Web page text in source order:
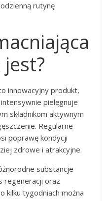
rutynę
innowacyjny produkt,
pielęgnuje
składnikom aktywnym
Regularne
poprawę kondycji
zdrowe i atrakcyjne.
substancje
regeneracji oraz
kilku tygodniach można